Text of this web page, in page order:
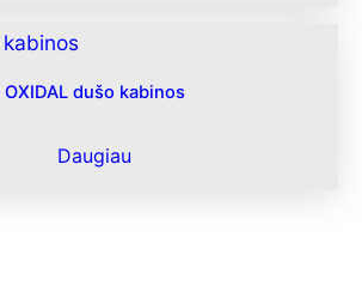
OXIDAL dušo kabinos
Daugiau